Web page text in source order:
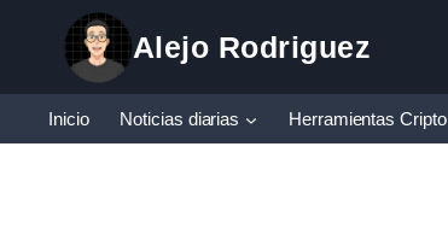
contenido
Alejo Rodriguez
Inicio Noticias diarias Herramientas Cripto